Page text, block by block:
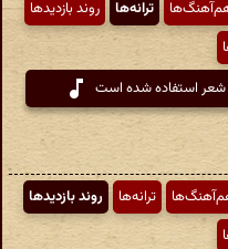
ترانه‌ها
روند بازدیدها
شعر استفاده شده است
ترانه‌ها
روند بازدیدها